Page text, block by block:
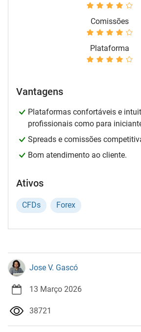
Comissões
Plataforma
Vantagens
Plataformas confortáveis e
profissionais como para
Spreads e comissões
Bom atendimento ao cliente.
Ativos
CFDs Forex
Jose V. Gascó
13 Março 2026
38721